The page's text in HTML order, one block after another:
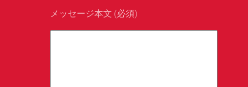
メッセージ本文 (必須)